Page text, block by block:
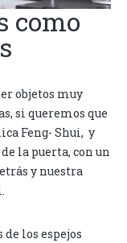
como
objetos muy
si queremos que
Feng- Shui, y
la puerta, con un
y nuestra
de los espejos